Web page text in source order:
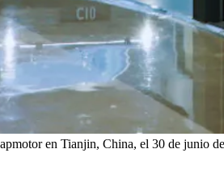
en Tianjin, China, el 30 de junio